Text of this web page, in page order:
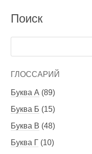
Поиск
ГЛОССАРИЙ
Буква А (89)
Буква Б (15)
Буква В (48)
Буква Г(10)